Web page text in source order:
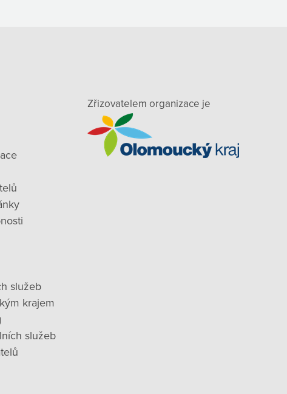
služeb
krajem
služeb
Zřizovatelem organizace je